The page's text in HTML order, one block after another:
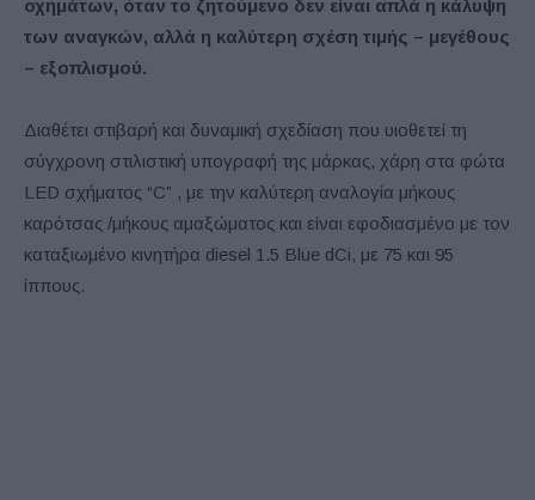
οχημάτων, όταν το ζητούμενο δεν είναι απλά η κάλυψη
των αναγκών, αλλά η καλύτερη σχέση τιμής – μεγέθους
– εξοπλισμού.
Διαθέτει στιβαρή και δυναμική σχεδίαση που υιοθετεί τη
σύγχρονη στιλιστική υπογραφή της μάρκας, χάρη στα φώτα
LED σχήματος “C” , με την καλύτερη αναλογία μήκους
καρότσας /μήκους αμαξώματος και είναι εφοδιασμένο με τον
καταξιωμένο κινητήρα diesel 1.5 Blue dCi, με 75 και 95
ίππους.